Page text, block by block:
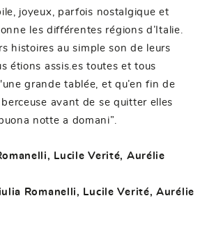
joyeux, parfois nostalgique et
les différentes régions d’Italie.
histoires au simple son de leurs
étions assis.es toutes et tous
grande tablée, et qu’en fin de
avant de se quitter elles
notte a domani”.
Lucile Verité, Aurélie
Romanelli, Lucile Verité, Aurélie